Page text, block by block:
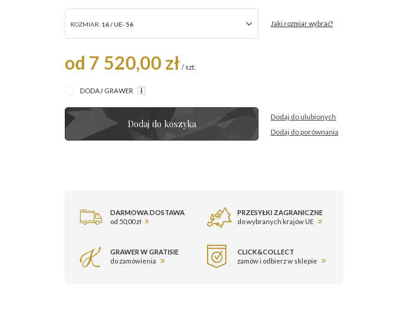
ROZMIAR: 16 / UE- 56 Jaki rozmiar wybrać?
od 7 520,00 zł / szt.
DODAJ GRAWER
Dodaj do koszyka
Dodaj do ulubionych
Dodaj do porównania
DARMOWA DOSTAWA
od 50,00 zł
PRZESYŁKI ZAGRANICZNE
do wybranych krajów UE
GRAWER W GRATISIE
do zamówienia
CLICK&COLLECT
zamów i odbierz w sklepie